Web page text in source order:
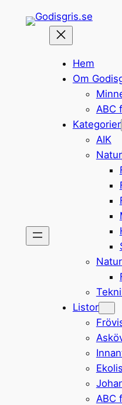
Hem
Om
ABC
Kategorier
AIK
Natur
Listor
ABC